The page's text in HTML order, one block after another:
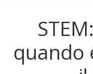
About Us
The Association
Events
quando